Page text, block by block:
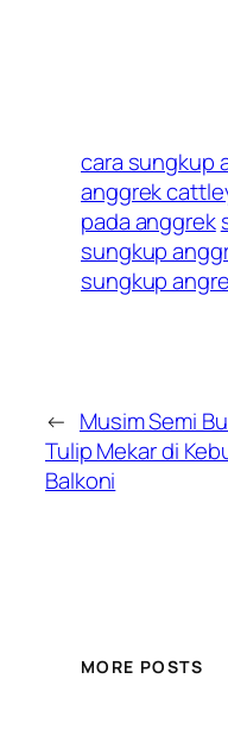
cara sungkup
anggrek
pada anggrek
sungkup
sungkup
← Musim Semi
Tulip Mekar di
Balkoni
MORE POSTS